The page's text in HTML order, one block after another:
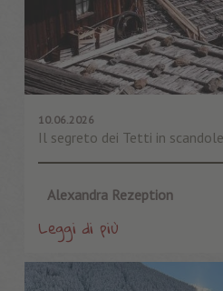
10.06.2026
Il segreto dei Tetti in
Alexandra Rezeption
Leggi di più